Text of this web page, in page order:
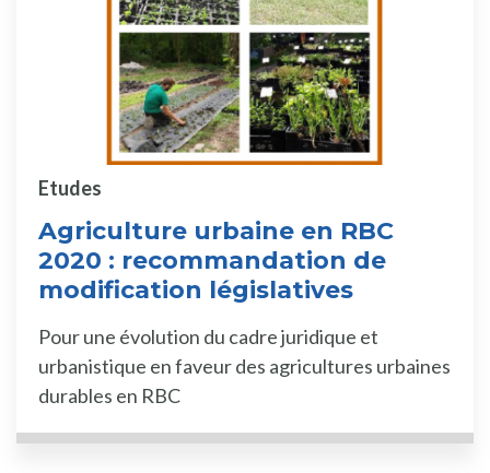
Agriculture urbaine en RBC
2020 : recommandation de
modification législatives
Etudes
Pour une évolution du cadre juridique et
urbanistique en faveur des agricultures urbaines
durables en RBC